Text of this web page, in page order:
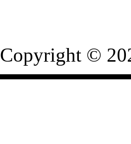
Copyright ©